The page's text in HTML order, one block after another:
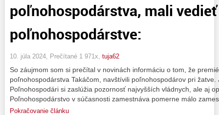
poľnohospodárstva, mali
poľnohospodárstve:
10. júla 2024, Prečítané 1 971x, tuja62
So záujmom som si prečítal v novinách informáciu o tom, že
poľnohospodárstva Takáčom, navštívili poľnohospodárov pri žatve.
Poľnohospodári si zaslúžia pozornosť najvyšších vládnych, ale aj
Poľnohospodárstvo v súčasnosti zamestnáva pomerne málo
Pokračovanie článku